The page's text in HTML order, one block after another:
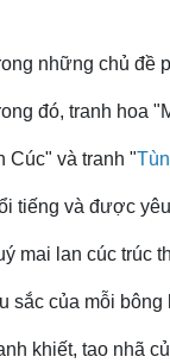
những chủ đề
đó, tranh hoa
Cúc" và tranh "
tiếng và được
mai lan cúc trúc
sắc của mỗi bông
khiết, tao nhã